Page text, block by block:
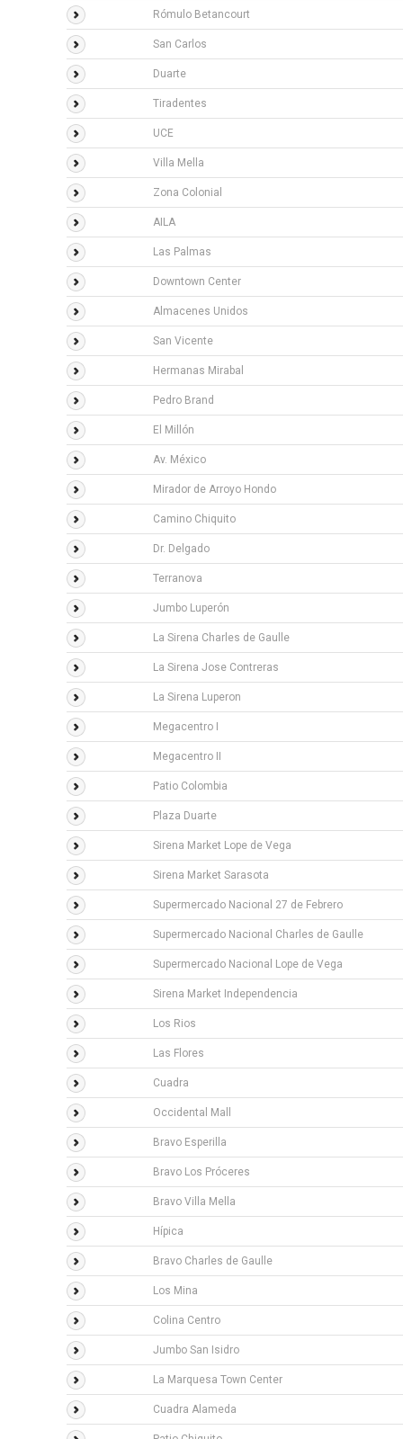
Rómulo Betancourt
San Carlos
Duarte
Tiradentes
UCE
Villa Mella
Zona Colonial
AILA
Las Palmas
Downtown Center
Almacenes Unidos
San Vicente
Hermanas Mirabal
Pedro Brand
El Millón
Av. México
Mirador de Arroyo Hondo
Camino Chiquito
Dr. Delgado
Terranova
Jumbo Luperón
La Sirena Charles de Gaulle
La Sirena Jose Contreras
La Sirena Luperon
Megacentro I
Megacentro II
Patio Colombia
Plaza Duarte
Sirena Market Lope de Vega
Sirena Market Sarasota
Supermercado Nacional 27 de Febrero
Supermercado Nacional Charles de Gaulle
Supermercado Nacional Lope de Vega
Sirena Market Independencia
Los Rios
Las Flores
Cuadra
Occidental Mall
Bravo Esperilla
Bravo Los Próceres
Bravo Villa Mella
Hípica
Bravo Charles de Gaulle
Los Mina
Colina Centro
Jumbo San Isidro
La Marquesa Town Center
Cuadra Alameda